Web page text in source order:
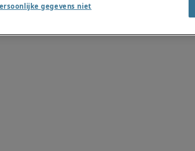
gegevens niet